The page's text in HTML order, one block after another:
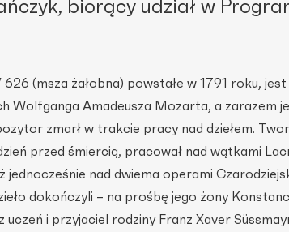
biorący udział w
626 (msza żałobna) powstałe w 1791 roku,
Wolfganga Amadeusza Mozarta, a zarazem
zmarł w trakcie pracy nad dziełem.
przed śmiercią, pracował nad wątkami
jednocześnie nad dwiema operami
dokończyli – na prośbę jego żony
i przyjaciel rodziny Franz Xaver